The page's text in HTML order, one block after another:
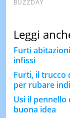
Leggi
Furti
infissi
Furti, il trucco
per rubare
Usi il pennello
buona idea